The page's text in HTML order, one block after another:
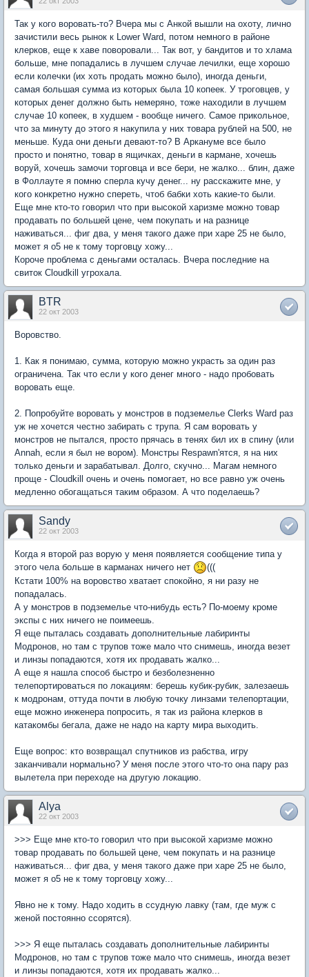
Так у кого воровать-то? Вчера мы с Анкой вышли на охоту, лично
зачистили весь рынок к Lower Ward, потом немного в районе
клерков, еще к хаве поворовали... Так вот, у бандитов и то хлама
больше, мне попадались в лучшем случае лечилки, еще хорошо
если колечки (их хоть продать можно было), иногда деньги,
самая большая сумма из которых была 10 копеек. У троговцев, у
которых денег должно быть немеряно, тоже находили в лучшем
случае 10 копеек, в худшем - вообще ничего. Самое прикольное,
что за минуту до этого я накупила у них товара рублей на 500, не
меньше. Куда они деньги девают-то? В Аркануме все было
просто и понятно, товар в ящичках, деньги в кармане, хочешь
воруй, хочешь замочи торговца и все бери, не жалко... блин, даже
в Фоллауте я помню сперла кучу денег... ну расскажите мне, у
кого конкретно нужно спереть, чтоб бабки хоть какие-то были.
Еще мне кто-то говорил что при высокой харизме можно товар
продавать по большей цене, чем покупать и на разнице
наживаться... фиг два, у меня такого даже при харе 25 не было,
может я о5 не к тому торговцу хожу...
Короче проблема с деньгами осталась. Вчера последние на
свиток Cloudkill угрохала.
BTR
22 окт 2003
Воровство.
1. Как я понимаю, сумма, которую можно украсть за один раз
ограничена. Так что если у кого денег много - надо пробовать
воровать еще.
2. Попробуйте воровать у монстров в подземелье Clerks Ward раз
уж не хочется честно забирать с трупа. Я сам воровать у
монстров не пытался, просто прячась в тенях бил их в спину (или
Annah, если я был не вором). Монстры Respawn'ятся, я на них
только деньги и зарабатывал. Долго, скучно... Магам немного
проще - Cloudkill очень и очень помогает, но все равно уж очень
медленно обогащаться таким образом. А что поделаешь?
Sandy
22 окт 2003
Когда я второй раз ворую у меня появляется сообщение типа у
этого чела больше в карманах ничего нет
(((
Кстати 100% на воровство хватает спокойно, я ни разу не
попадалась.
А у монстров в подземелье что-нибудь есть? По-моему кроме
экспы с них ничего не поимеешь.
Я еще пыталась создавать дополнительные лабиринты
Модронов, но там с трупов тоже мало что снимешь, иногда везет
и линзы попадаются, хотя их продавать жалко...
А еще я нашла способ быстро и безболезненно
телепортироваться по локациям: берешь кубик-рубик, залезаешь
к модронам, оттуда почти в любую точку линзами телепортации,
еще можно инженера попросить, я так из района клерков в
катакомбы бегала, даже не надо на карту мира выходить.
Еще вопрос: кто возвращал спутников из рабства, игру
заканчивали нормально? У меня после этого что-то она пару раз
вылетела при переходе на другую локацию.
Alya
22 окт 2003
>>> Еще мне кто-то говорил что при высокой харизме можно
товар продавать по большей цене, чем покупать и на разнице
наживаться... фиг два, у меня такого даже при харе 25 не было,
может я о5 не к тому торговцу хожу...
Явно не к тому. Надо ходить в ссудную лавку (там, где муж с
женой постоянно ссорятся).
>>> Я еще пыталась создавать дополнительные лабиринты
Модронов, но там с трупов тоже мало что снимешь, иногда везет
и линзы попадаются, хотя их продавать жалко...